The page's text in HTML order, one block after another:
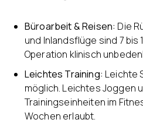
Büroarbeit & Reisen: Die
und Inlandsflüge sind 7 bis
Operation klinisch
Leichtes Training: Leichte
möglich. Leichtes Joggen
Trainingseinheiten im
Wochen erlaubt.